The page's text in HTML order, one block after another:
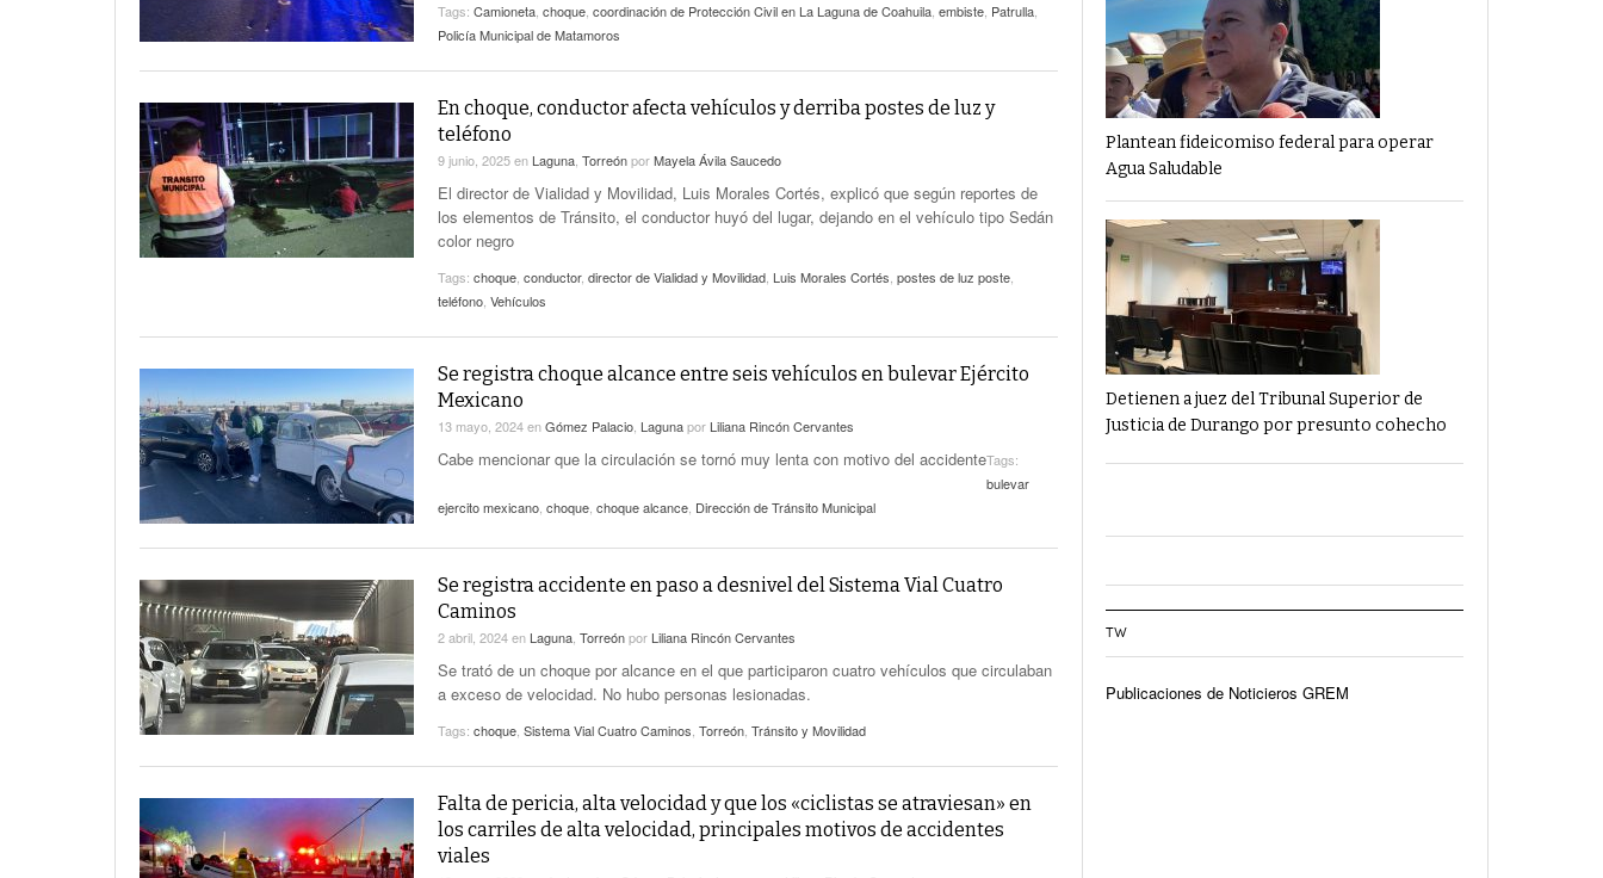
Tags: Camioneta choque coordinación de Protección Civil en La Laguna de Coahuila embiste Patrulla
Policía Municipal de Matamoros
En choque, conductor afecta vehículos y derriba postes de luz y
teléfono
9 junio, 2025en Laguna TorreónporMayela Ávila Saucedo
El director de Vialidad y Movilidad, Luis Morales Cortés, explicó que según reportes de
los elementos de Tránsito, el conductor huyó del lugar, dejando en el vehículo tipo Sedán
color negro
Tags: choque conductor, director de Vialidad y Movilidad Luis Morales Cortés postes de luz poste
teléfono Vehículos
Se registra choque alcance entre seis vehículos en bulevar Ejército
Mexicano
13 mayo, 2024enGómez Palacio Lagunapor Liliana Rincón Cervantes
Cabe mencionar que la circulación se tornó muy lenta con motivo del accidenteTags:
bulevar
ejercito mexicano choque choque alcance Dirección de Tránsito Municipal
Se registra accidente en paso a desnivel del Sistema Vial Cuatro
Caminos
2 abril, 2024en Laguna Torreónpor Liliana Rincón Cervantes
Se trató de un choque por alcance en el que participaron cuatro vehículos que circulaban
a exceso de velocidad. No hubo personas lesionadas.
Tags: choque Sistema Vial Cuatro Caminos Torreón Tránsito y Movilidad
Falta de pericia, alta velocidad y que los «ciclistas se atraviesan» en
los carriles de alta velocidad, principales motivos de accidentes
viales
Plantean fideicomiso federal para operar
Agua Saludable
Detienen a juez del Tribunal Superior de
Justicia de Durango por presunto cohecho
TW
Publicaciones de Noticieros GREM